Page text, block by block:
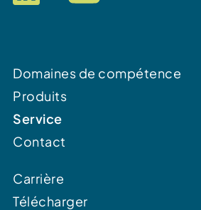
Domaines de compétence
Produits
Service
Contact
Carrière
Télécharger